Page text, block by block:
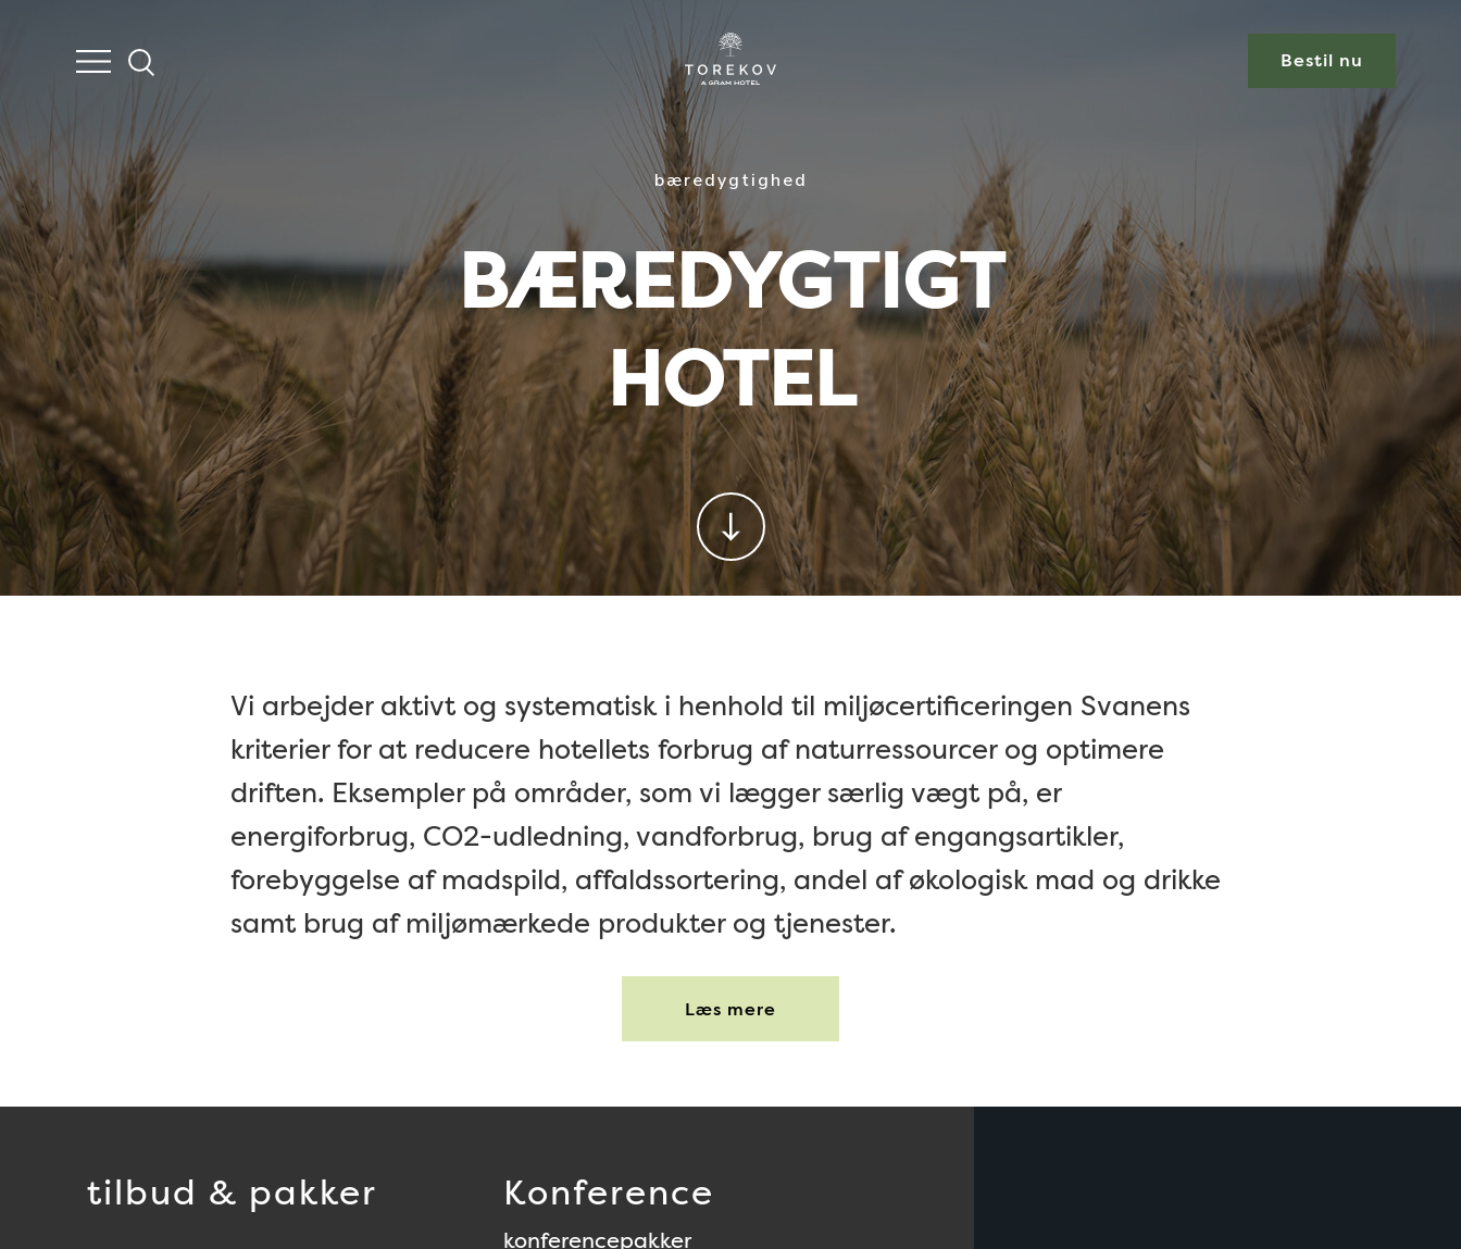
Bestil nu
bæredygtighed
BÆREDYGTIGT
HOTEL
Vi arbejder aktivt og systematisk i henhold til miljøcertificeringen Svanens
kriterier for at reducere hotellets forbrug af naturressourcer og optimere
driften. Eksempler på områder, som vi lægger særlig vægt på, er
energiforbrug, CO2-udledning, vandforbrug, brug af engangsartikler,
forebyggelse af madspild, affaldssortering, andel af økologisk mad og drikke
samt brug af miljømærkede produkter og tjenester.
Læs mere
tilbud & pakker
Konference
konferencepakker